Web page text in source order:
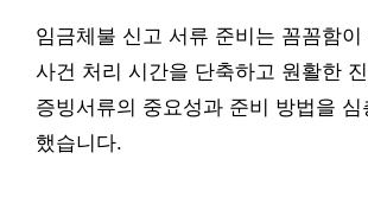
임금체불 신고 서류 준비는 꼼꼼함이
사건 처리 시간을 단축하고 원활한
증빙서류의 중요성과 준비 방법을 심
했습니다.